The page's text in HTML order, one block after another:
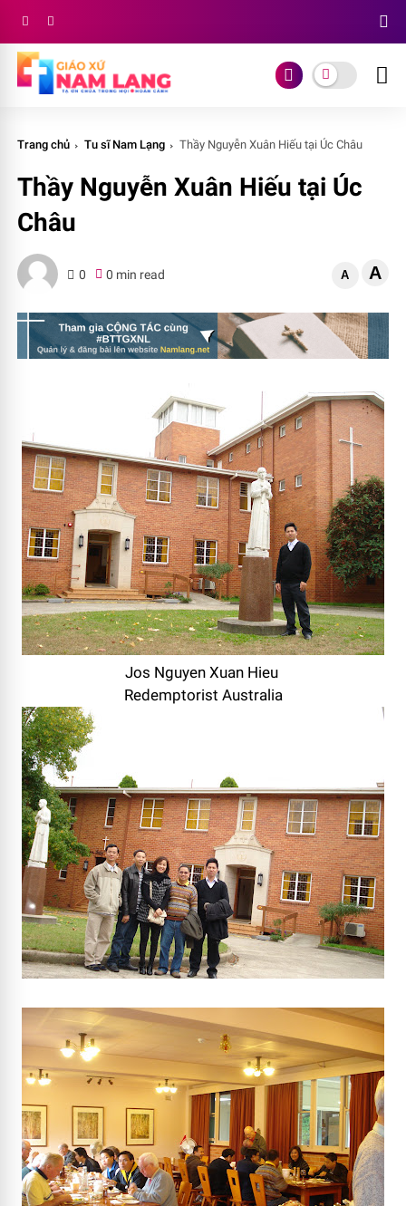
Trang chủ Tu sĩ Nam Lạng Thầy Nguyễn Xuân Hiếu tại Úc Châu
Thầy Nguyễn Xuân Hiếu tại Úc
Châu
0 0 min read A A
Jos Nguyen Xuan Hieu
Redemptorist Australia